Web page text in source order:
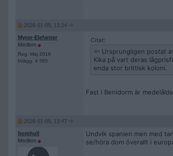
2026-01-05, 13:24
Myror-Elefanter
Medlem
Reg: Maj 2018
Inlägg: 4 585
Citat:
Ursprungligen postat
Kika på vart deras
enda stor brittisk koloni.
Fast i Benidorm är
2026-01-05, 13:47
bomhull
Medlem
Undvik spanien men med
se/höra dom överallt i